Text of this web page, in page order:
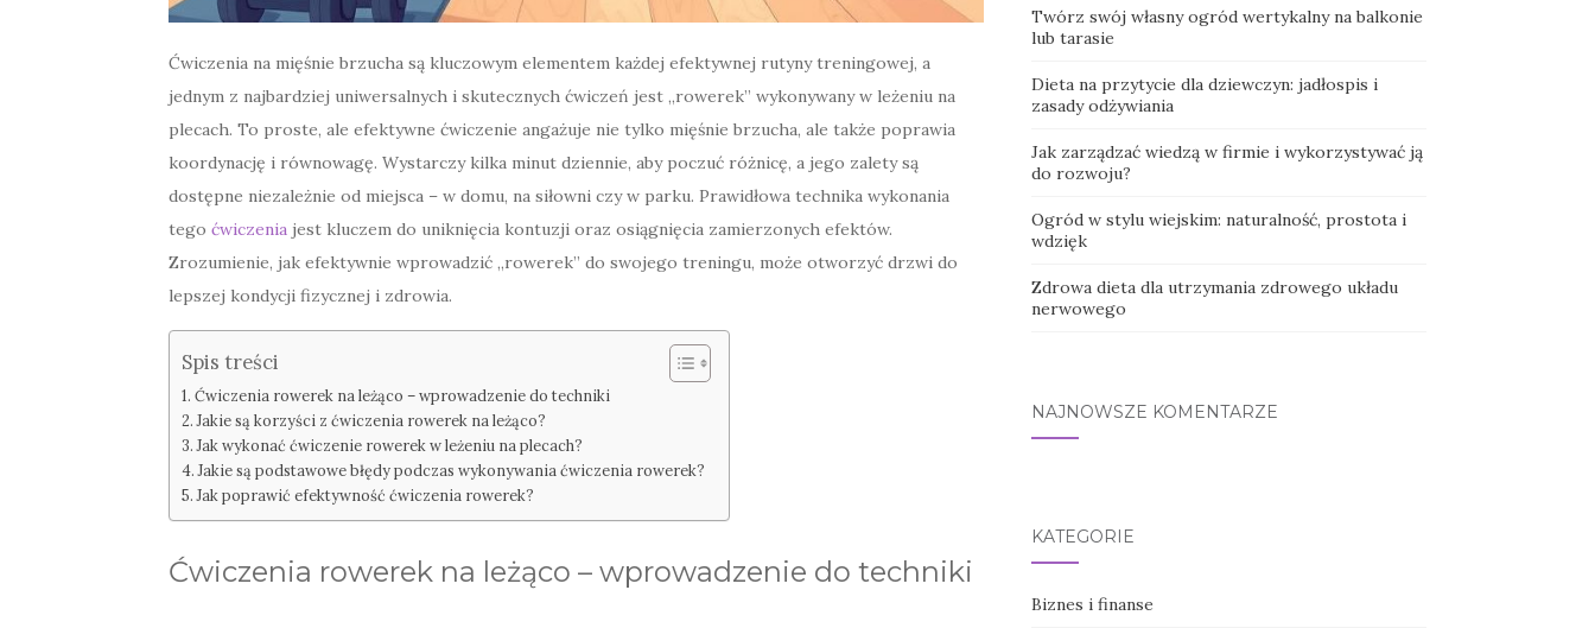
Ćwiczenia na mięśnie brzucha są kluczowym elementem każdej efektywnej rutyny treningowej, a
jednym z najbardziej uniwersalnych i skutecznych ćwiczeń jest „rowerek” wykonywany w leżeniu na
plecach. To proste, ale efektywne ćwiczenie angażuje nie tylko mięśnie brzucha, ale także poprawia
koordynację i równowagę. Wystarczy kilka minut dziennie, aby poczuć różnicę, a jego zalety są
dostępne niezależnie od miejsca – w domu, na siłowni czy w parku. Prawidłowa technika wykonania
tego ćwiczenia jest kluczem do uniknięcia kontuzji oraz osiągnięcia zamierzonych efektów.
Zrozumienie, jak efektywnie wprowadzić „rowerek” do swojego treningu, może otworzyć drzwi do
lepszej kondycji fizycznej i zdrowia.
Spis treści
Ćwiczenia rowerek na leżąco – wprowadzenie do techniki
Jakie są korzyści z ćwiczenia rowerek na leżąco?
Jak wykonać ćwiczenie rowerek w leżeniu na plecach?
Jakie są podstawowe błędy podczas wykonywania ćwiczenia rowerek?
Jak poprawić efektywność ćwiczenia rowerek?
Ćwiczenia rowerek na leżąco – wprowadzenie do techniki
Twórz swój własny ogród wertykalny na balkonie
lub tarasie
Dieta na przytycie dla dziewczyn: jadłospis i
zasady odżywiania
Jak zarządzać wiedzą w firmie i wykorzystywać ją
do rozwoju?
Ogród w stylu wiejskim: naturalność, prostota i
wdzięk
Zdrowa dieta dla utrzymania zdrowego układu
nerwowego
NAJNOWSZE KOMENTARZE
KATEGORIE
Biznes i finanse